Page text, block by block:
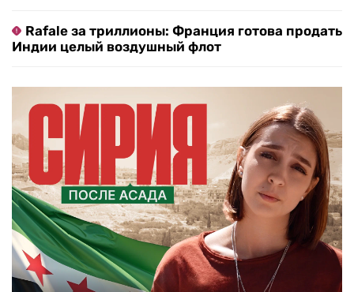
Rafale за триллионы: Франция готова продать
Индии целый воздушный флот